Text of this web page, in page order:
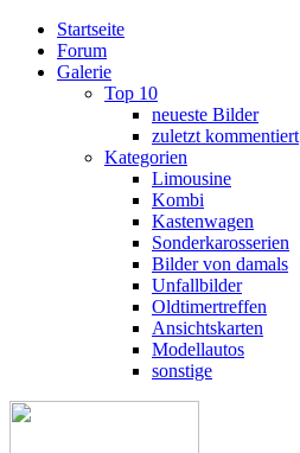
Startseite
Forum
Galerie
Top 10
neueste Bilder
zuletzt kommentiert
Kategorien
Limousine
Kombi
Kastenwagen
Sonderkarosserien
Bilder von damals
Unfallbilder
Oldtimertreffen
Ansichtskarten
Modellautos
sonstige